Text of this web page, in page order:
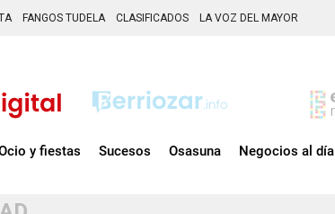
FANGOS TUDELA CLASIFICADOS LA VOZ DEL MAYOR
y fiestas Sucesos Osasuna Negocios al día